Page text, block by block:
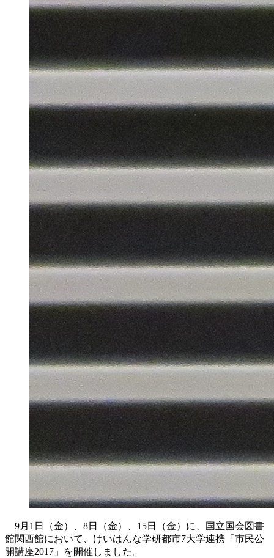
9月1日（金）、8日（金）、15日（金）に、
国立国会図書
館関西館において、けいはんな学研都市7大学連携「市民公
開講座2017」を開催しました。